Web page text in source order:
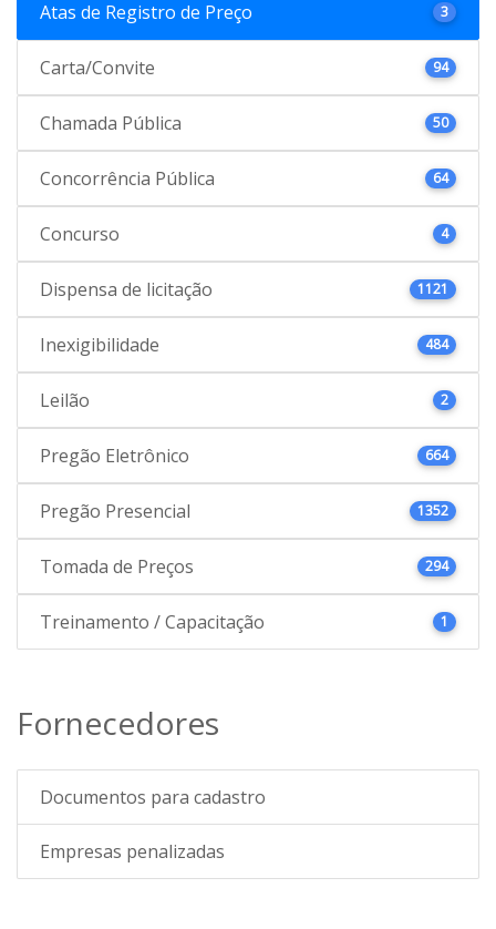
Atas de Registro de Preço 3
Carta/Convite 94
Chamada Pública 50
Concorrência Pública 64
Concurso 4
Dispensa de licitação 1121
Inexigibilidade 484
Leilão 2
Pregão Eletrônico 664
Pregão Presencial 1352
Tomada de Preços 294
Treinamento / Capacitação 1
Fornecedores
Documentos para cadastro
Empresas penalizadas